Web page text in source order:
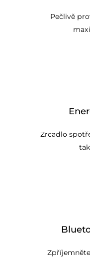
Pečlivě
Zrcadlo